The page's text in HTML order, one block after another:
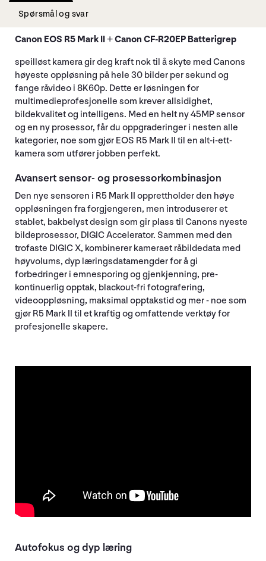
Spørsmål og svar
Canon EOS R5 Mark II + Canon CF-R20EP Batterigrep
speilløst kamera gir deg kraft nok til å skyte med Canons
høyeste oppløsning på hele 30 bilder per sekund og
fange råvideo i 8K60p. Dette er løsningen for
multimedieprofesjonelle som krever allsidighet,
bildekvalitet og intelligens. Med en helt ny 45MP sensor
og en ny prosessor, får du oppgraderinger i nesten alle
kategorier, noe som gjør EOS R5 Mark II til en alt-i-ett-
kamera som utfører jobben perfekt.
Avansert sensor- og prosessorkombinasjon
Den nye sensoren i R5 Mark II opprettholder den høye
oppløsningen fra forgjengeren, men introduserer et
stablet, bakbelyst design som gir plass til Canons nyeste
bildeprosessor, DIGIC Accelerator. Sammen med den
trofaste DIGIC X, kombinerer kameraet råbildedata med
høyvolums, dyp læringsdatamengder for å gi
forbedringer i emnesporing og gjenkjenning, pre-
kontinuerlig opptak, blackout-fri fotografering,
videooppløsning, maksimal opptakstid og mer - noe som
gjør R5 Mark II til et kraftig og omfattende verktøy for
profesjonelle skapere.
Autofokus og dyp læring